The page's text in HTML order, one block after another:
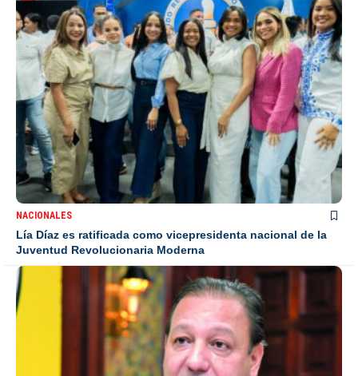
NACIONALES
Lía Díaz es ratificada como vicepresidenta nacional de la
Juventud Revolucionaria Moderna